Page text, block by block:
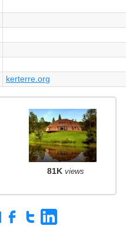
kerterre.org
81K views